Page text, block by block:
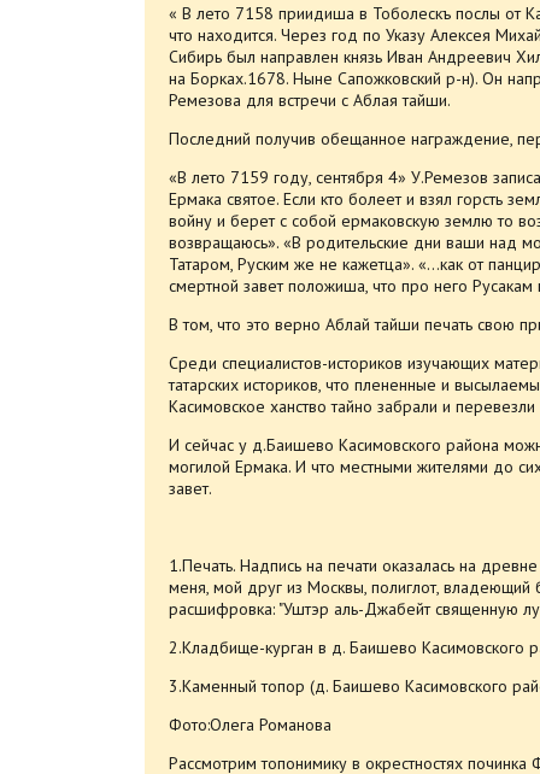
« В лето 7158 приидиша в Тоболескъ послы от
что находится. Через год по Указу Алексея
Сибирь был направлен князь Иван Андреевич
на Борках.1678. Ныне Сапожковский р-н). Он
Ремезова для встречи с Аблая тайши.
Последний получив обещанное награждение,
«В лето 7159 году, сентября 4» У.Ремезов
Ермака святое. Если кто болеет и взял горсть
войну и берет с собой ермаковскую землю то
возвращаюсь». «В родительские дни ваши над
Татаром, Руским же не кажетца». «…как от
смертной завет положиша, что про него Русакам
В том, что это верно Аблай тайши печать свою
Среди специалистов-историков изучающих
татарских историков, что плененные и
Касимовское ханство тайно забрали и
И сейчас у д.Баишево Касимовского района
могилой Ермака. И что местными жителями до
завет.
1.Печать. Надпись на печати оказалась на
меня, мой друг из Москвы, полиглот, владеющий
расшифровка: "Уштэр аль-Джабейт священную
2.Кладбище-курган в д. Баишево Касимовского
3.Каменный топор (д. Баишево Касимовского
Фото:Олега Романова
Рассмотрим топонимику в окрестностях